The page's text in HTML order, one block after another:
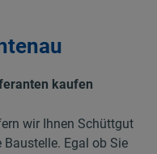
kaufen
wir Ihnen Schüttgut
Egal ob Sie